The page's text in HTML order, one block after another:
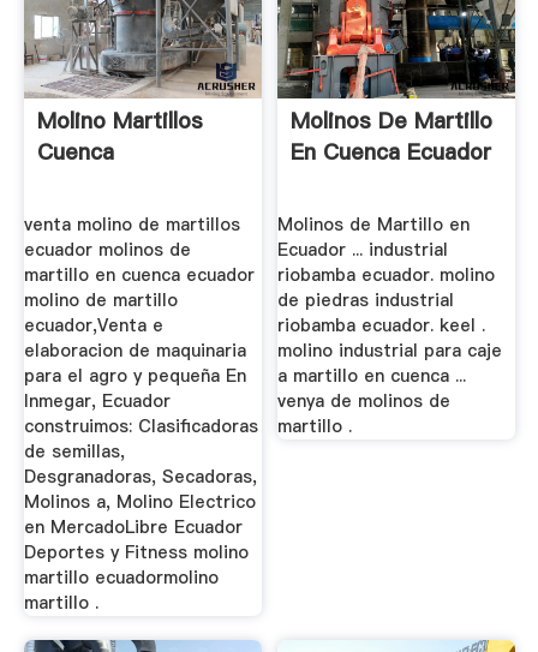
Molino Martillos
Cuenca
venta molino de martillos
ecuador molinos de
martillo en cuenca ecuador
molino de martillo
ecuador,Venta e
elaboracion de maquinaria
para el agro y pequeña En
Inmegar, Ecuador
construimos: Clasificadoras
de semillas,
Desgranadoras, Secadoras,
Molinos a, Molino Electrico
en MercadoLibre Ecuador
Deportes y Fitness molino
martillo ecuadormolino
martillo .
Molinos De Martillo
En Cuenca Ecuador
Molinos de Martillo en
Ecuador ... industrial
riobamba ecuador. molino
de piedras industrial
riobamba ecuador. keel .
molino industrial para caje
a martillo en cuenca ...
venya de molinos de
martillo .